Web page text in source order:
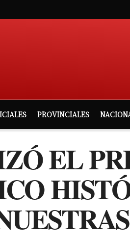
PROVINCIALES
EL